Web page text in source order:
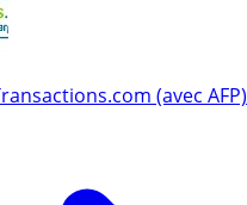
(avec AFP)